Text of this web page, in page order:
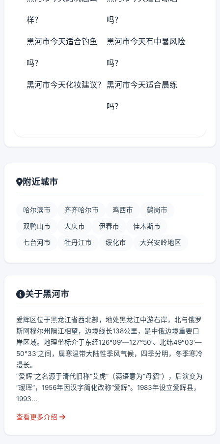
样？ 吗？
黑河市今天适合钓鱼
吗？
黑河市今天有中暑风险
吗？
黑河市今天化妆建议？ 黑河市今天适合晨练
吗？
附近城市
哈尔滨市 齐齐哈尔市 鸡西市 鹤岗市
双鸭山市 大庆市 伊春市 佳木斯市
七台河市 牡丹江市 绥化市 大兴安岭地区
关于黑河市
爱辉区位于黑龙江省西北部，地处黑龙江中游右岸，北与俄罗
斯阿穆尔州隔江相望，边境线长138公里，是中俄边境重要口
岸区域。地理坐标介于东经126°09′—127°50′、北纬49°03′—
50°33′之间，属寒温带大陆性季风气候，四季分明，冬季寒冷
漫长。
“爱辉”之名源于清代旧称“艾虎”（满语意为“母貂”），后演变为
“瑷珲”，1956年因汉字简化改称“爱辉”。1983年设立爱辉县，
1993...
查看更多介绍